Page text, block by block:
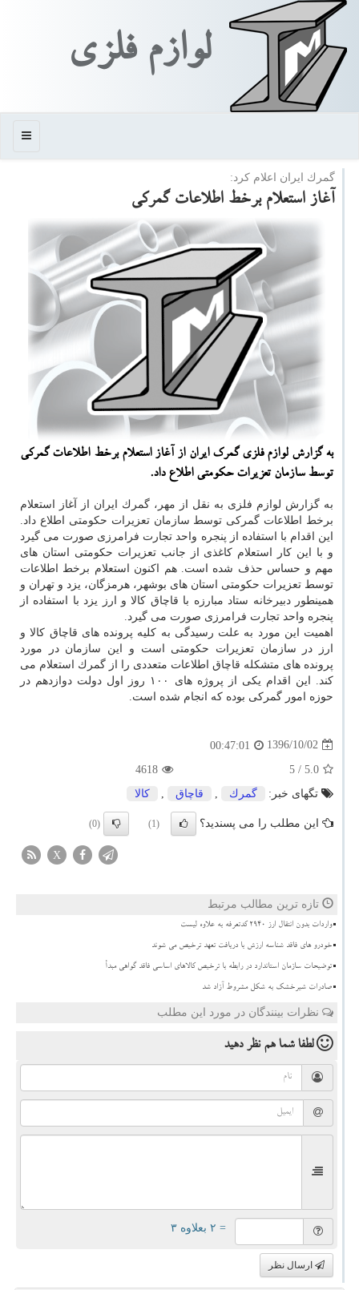
لوازم فلزی
منو
گمرك ایران اعلام كرد:
آغاز استعلام برخط اطلاعات گمركی
به گزارش لوازم فلزی گمرك ایران از آغاز استعلام برخط اطلاعات گمركی
توسط سازمان تعزیرات حكومتی اطلاع داد.
به گزارش لوازم فلزی به نقل از مهر، گمرك ایران از آغاز استعلام
برخط اطلاعات گمركی توسط سازمان تعزیرات حكومتی اطلاع داد.
این اقدام با استفاده از پنجره واحد تجارت فرامرزی صورت می گیرد
و با این كار استعلام كاغذی از جانب تعزیرات حكومتی استان های
مهم و حساس حذف شده است. هم اكنون استعلام برخط اطلاعات
توسط تعزیرات حكومتی استان های بوشهر، هرمزگان، یزد و تهران و
همینطور دبیرخانه ستاد مبارزه با قاچاق كالا و ارز یزد با استفاده از
پنجره واحد تجارت فرامرزی صورت می گیرد.
اهمیت این مورد به علت رسیدگی به كلیه پرونده های قاچاق كالا و
ارز در سازمان تعزیرات حكومتی است و این سازمان در مورد
پرونده های متشكله قاچاق اطلاعات متعددی را از گمرك استعلام می
كند. این اقدام یكی از پروژه های ۱۰۰ روز اول دولت دوازدهم در
حوزه امور گمركی بوده كه انجام شده است.
1396/10/02
00:47:01
5.0
/ 5
4618
تگهای خبر:
گمرك , قاچاق , كالا
این مطلب را می پسندید؟ (1)
(0)
X
تازه ترین مطالب مرتبط
واردات بدون انتقال ارز ۲۹۴۰ کدتعرفه به علاوه لیست
خودرو های فاقد شناسه ارزش با دریافت تعهد ترخیص می شوند
توضیحات سازمان استاندارد در رابطه با ترخیص کالاهای اساسی فاقد گواهی مبدأ
صادرات شیرخشک به شکل مشروط آزاد شد
نظرات بینندگان در مورد این مطلب
لطفا شما همنظر دهید
= ۲ بعلاوه ۳
ارسال نظر